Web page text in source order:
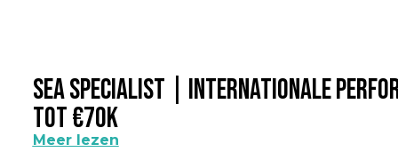
SEA Specialist | Internationale
Tot €70k
Meer lezen